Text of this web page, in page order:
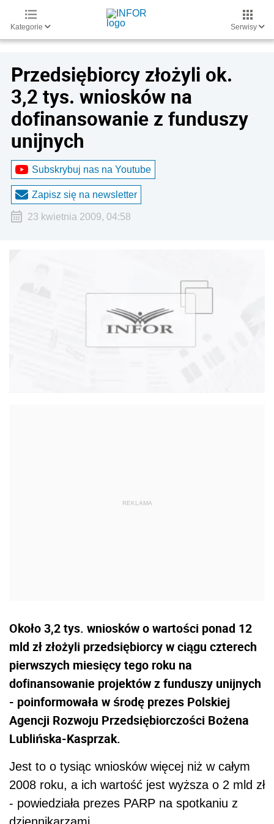
Kategorie Serwisy
Przedsiębiorcy złożyli ok.
3,2 tys. wniosków na
dofinansowanie z funduszy
unijnych
Subskrybuj nas na Youtube
Zapisz się na newsletter
23 kwietnia 2009, 04:58
Około 3,2 tys. wniosków o wartości ponad 12
mld zł złożyli przedsiębiorcy w ciągu czterech
pierwszych miesięcy tego roku na
dofinansowanie projektów z funduszy unijnych
- poinformowała w środę prezes Polskiej
Agencji Rozwoju Przedsiębiorczości Bożena
Lublińska-Kasprzak.
Jest to o tysiąc wniosków więcej niż w całym
2008 roku, a ich wartość jest wyższa o 2 mld zł
- powiedziała prezes PARP na spotkaniu z